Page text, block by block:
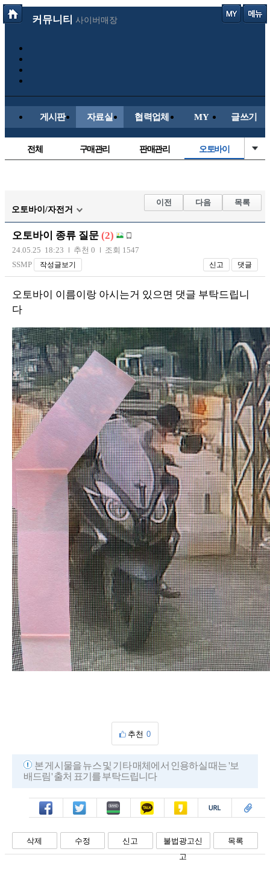
커뮤니티 사이버매장
게시판 자료실 협력업체 MY 글쓰기
전체 구매관리 판매관리 오토바이
유머게시판 교통사고
국산차
자동차사진 후방주의방
군사/무기 트럭/버스 올드카/추억
장착시공사진
오토바이/자전거
이전 다음 목록
오토바이 종류 질문 (2)
24.05.25 18:23 추천 0
조회 1547
SSMP
작성글보기 신고 댓글
오토바이 이름이랑 아시는거 있으면 댓글 부탁드립니
다
추천 0
본 게시물을 뉴스 및 기타 매체에서 인용하실 때는 '보
배드림' 출처 표기를 부탁드립니다
페북 트윗 밴드 카톡 카스 복사 스크랩
삭제 수정 신고
불법광고신
고
목록